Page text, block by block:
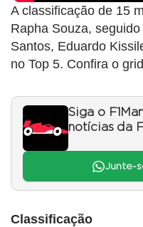
A classificação de 15
Rapha Souza,
Santos, Eduardo
no Top 5. Confira o
Siga o
notícias da
Junte-
Classificação